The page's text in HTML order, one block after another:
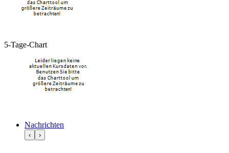
5-Tage-Chart
Nachrichten
‹ ›